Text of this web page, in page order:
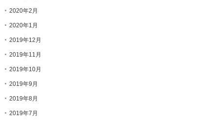
2020年2月
2020年1月
2019年12月
2019年11月
2019年10月
2019年9月
2019年8月
2019年7月